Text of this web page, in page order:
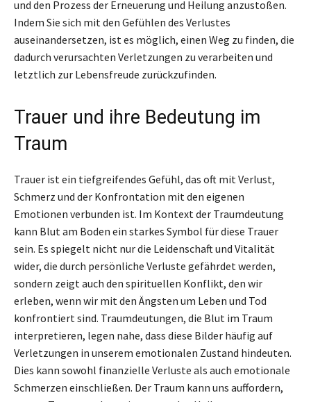
und den Prozess der Erneuerung und Heilung anzustoßen.
Indem Sie sich mit den Gefühlen des Verlustes
auseinandersetzen, ist es möglich, einen Weg zu finden, die
dadurch verursachten Verletzungen zu verarbeiten und
letztlich zur Lebensfreude zurückzufinden.
Trauer und ihre Bedeutung im
Traum
Trauer ist ein tiefgreifendes Gefühl, das oft mit Verlust,
Schmerz und der Konfrontation mit den eigenen
Emotionen verbunden ist. Im Kontext der Traumdeutung
kann Blut am Boden ein starkes Symbol für diese Trauer
sein. Es spiegelt nicht nur die Leidenschaft und Vitalität
wider, die durch persönliche Verluste gefährdet werden,
sondern zeigt auch den spirituellen Konflikt, den wir
erleben, wenn wir mit den Ängsten um Leben und Tod
konfrontiert sind. Traumdeutungen, die Blut im Traum
interpretieren, legen nahe, dass diese Bilder häufig auf
Verletzungen in unserem emotionalen Zustand hindeuten.
Dies kann sowohl finanzielle Verluste als auch emotionale
Schmerzen einschließen. Der Traum kann uns auffordern,